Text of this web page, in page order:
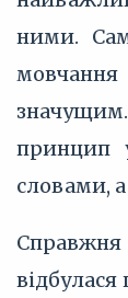
ними.
принцип
словами,
Справжня
відбулася